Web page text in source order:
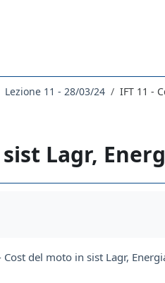
Lezione 11 - 28/03/24 IFT 11 -
Lagr,
Cost del moto in sist Lagr,